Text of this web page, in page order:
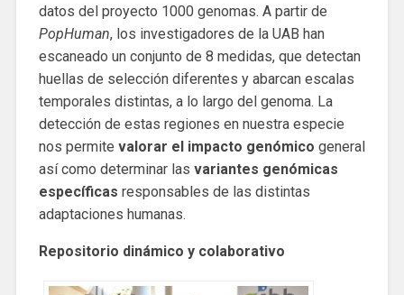
datos del proyecto 1000 genomas. A partir de
PopHuman, los investigadores de la UAB han
escaneado un conjunto de 8 medidas, que detectan
huellas de selección diferentes y abarcan escalas
temporales distintas, a lo largo del genoma. La
detección de estas regiones en nuestra especie
nos permite valorar el impacto genómico general
así como determinar las variantes genómicas
específicas responsables de las distintas
adaptaciones humanas.
Repositorio dinámico y colaborativo